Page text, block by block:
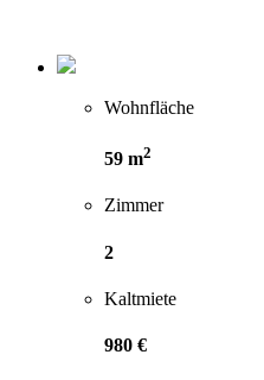
Wohnfläche
59 m2
Zimmer
2
Kaltmiete
980 €